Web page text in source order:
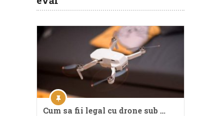
Cum sa fii legal cu drone sub …